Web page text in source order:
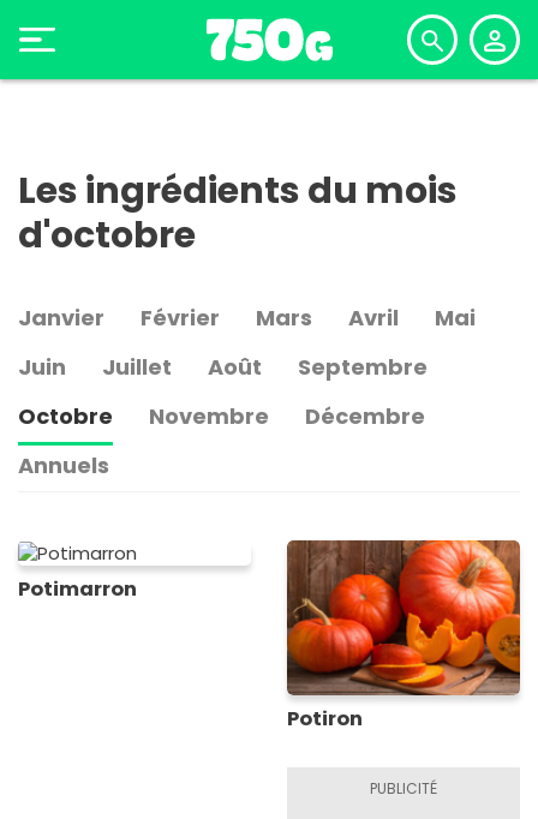
Les ingrédients du mois
d'octobre
Janvier Février Mars Avril
Mai
Juin
Juillet Août
Septembre
Octobre
Novembre
Décembre
Annuels
Potimarron
Potiron